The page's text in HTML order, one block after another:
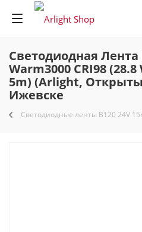
Светодиодная Лента
Warm3000 CRI98
5m) (Arlight,
Ижевске
Светодиодные ленты B120 24V